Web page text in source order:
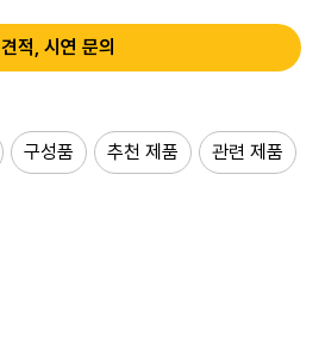
견적, 시연 문의
구성품 추천 제품 관련 제품